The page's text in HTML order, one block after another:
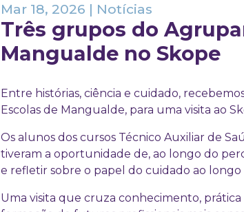
Três grupos do
Mangualde no Skope
Mar 18, 2026 | Notícias
Entre histórias, ciência e cuidado,
Escolas de Mangualde, para uma visita ao
Os alunos dos cursos Técnico Auxiliar de
tiveram a oportunidade de, ao longo do
e refletir sobre o papel do cuidado ao
Uma visita que cruza conhecimento,